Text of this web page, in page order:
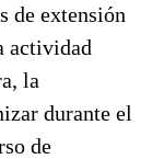
de extensión
actividad
la
durante el
de